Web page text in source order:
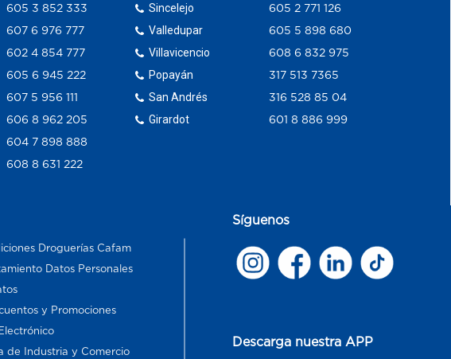
605 3 852 333
607 6 976 777
602 4 854 777
605 6 945 222
607 5 956 111
606 8 962 205
604 7 898 888
608 8 631 222
Sincelejo
Valledupar
Villavicencio
Popayán
San Andrés
Girardot
605 2 771 126
605 5 898 680
608 6 832 975
317 513 7365
316 528 85 04
601 8 886 999
Droguerías Cafam
Datos Personales
y Promociones
de Industria y Comercio
Síguenos
Descarga nuestra APP